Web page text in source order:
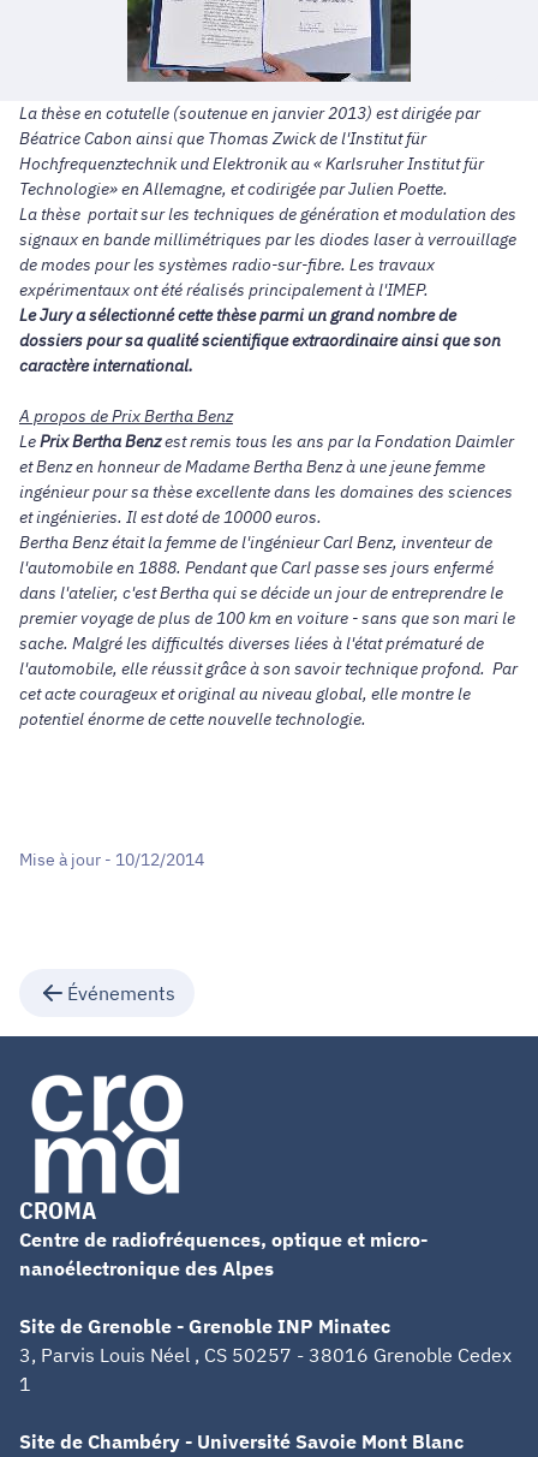
La thèse en cotutelle (soutenue en janvier 2013) est dirigée par
Béatrice Cabon ainsi que Thomas Zwick de l'Institut für
Hochfrequenztechnik und Elektronik au « Karlsruher Institut für
Technologie» en Allemagne, et codirigée par Julien Poette.
La thèse portait sur les techniques de génération et modulation des
signaux en bande millimétriques par les diodes laser à verrouillage
de modes pour les systèmes radio-sur-fibre. Les travaux
expérimentaux ont été réalisés principalement à l'IMEP.
Le Jury a sélectionné cette thèse parmi un grand nombre de
dossiers pour sa qualité scientifique extraordinaire ainsi que son
caractère international.
A propos de Prix Bertha Benz
LePrixBertha Benzest remis tous les ans par la Fondation Daimler
et Benz en honneur de Madame Bertha Benz à une jeune femme
ingénieur pour sa thèse excellente dans les domaines des sciences
et ingénieries. Il est doté de 10000 euros.
Bertha Benzétait la femme de l'ingénieur Carl Benz, inventeur de
l'automobile en 1888. Pendant que Carl passe ses jours enfermé
dans l'atelier, c'est Bertha qui se décide un jour de entreprendre le
premier voyage de plus de 100 km en voiture - sans que son mari le
sache. Malgré les difficultés diverses liées à l'état prématuré de
l'automobile, elle réussit grâce à son savoir technique profond. Par
cet acte courageux et original au niveau global, elle montre le
potentiel énorme de cette nouvelle technologie.
Mise à jour - 10/12/2014
Événements
CROMA
Centre de radiofréquences, optique et micro-
nanoélectronique des Alpes
Site de Grenoble - Grenoble INP Minatec
3, Parvis Louis Néel , CS 50257 - 38016 Grenoble Cedex
1
Site de Chambéry - Université Savoie Mont Blanc